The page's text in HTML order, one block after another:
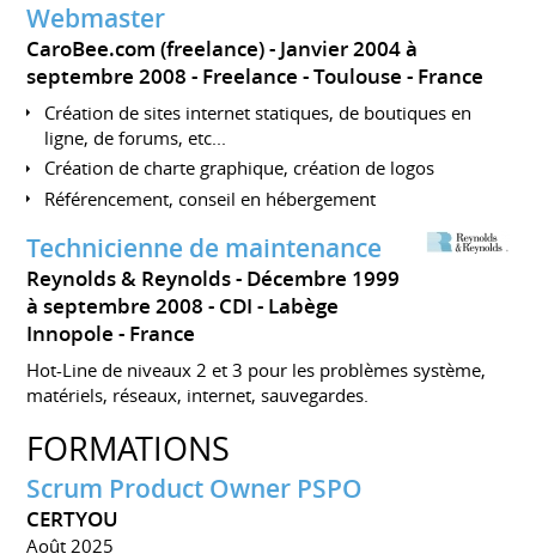
Webmaster
CaroBee.com (freelance)
Janvier 2004 à
septembre 2008 Freelance Toulouse France
Création de sites internet statiques, de boutiques en
ligne, de forums, etc...
Création de charte graphique, création de logos
Référencement, conseil en hébergement
Technicienne de maintenance
Reynolds & Reynolds
Décembre 1999
à septembre 2008 CDI
Labège
Innopole
France
Hot-Line de niveaux 2 et 3 pour les problèmes système,
matériels, réseaux, internet, sauvegardes.
FORMATIONS
Scrum Product Owner PSPO
CERTYOU
Août 2025